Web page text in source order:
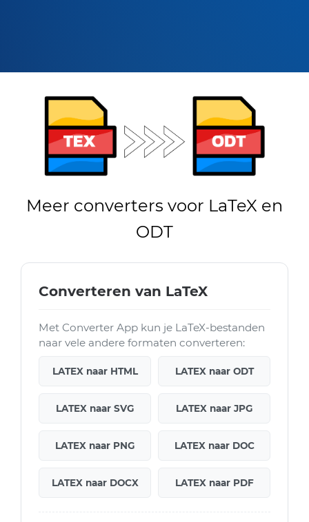
Meer converters voor LaTeX en
ODT
Converteren van LaTeX
Met Converter App kun je LaTeX-bestanden
naar vele andere formaten converteren:
LATEX naar HTML LATEX naar ODT
LATEX naar SVG LATEX naar JPG
LATEX naar PNG LATEX naar DOC
LATEX naar DOCX LATEX naar PDF